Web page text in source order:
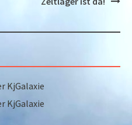
KjGalaxie
KjGalaxie